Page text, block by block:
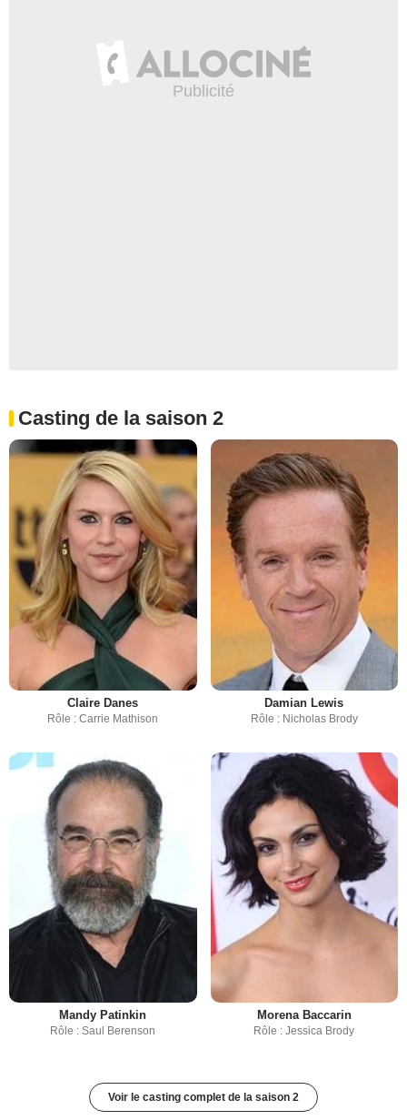
Casting de la saison 2
Claire Danes
Rôle : Carrie Mathison
Damian Lewis
Rôle : Nicholas Brody
Mandy Patinkin
Rôle : Saul Berenson
Morena Baccarin
Rôle : Jessica Brody
Voir le casting complet de la saison 2